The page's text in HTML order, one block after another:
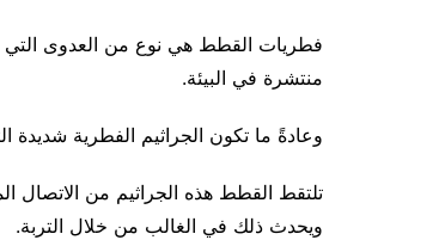
فطريات القطط هي نوع من العدوى التي
منتشرة في البيئة.
وعادةً ما تكون الجراثيم الفطرية شديدة
تلتقط القطط هذه الجراثيم من الاتصال
ويحدث ذلك في الغالب من خلال التربة.